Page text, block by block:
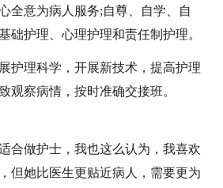
全意为病人服务;自尊、自学、自
础护理、心理护理和责任制护理。
护理科学，开展新技术，提高护理
观察病情，按时准确交接班。
合做护士，我也这么认为，我喜欢
但她比医生更贴近病人，需要更为